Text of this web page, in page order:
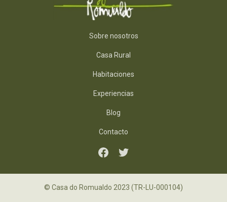
Sobre nosotros
Casa Rural
Habitaciones
Experiencias
Blog
Contacto
© Casa do Romualdo 2023 (TR-LU-000104)